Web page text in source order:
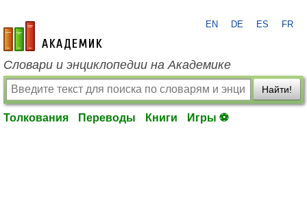
academic.ru
EN DE ES FR
Словари и энциклопедии на Академике
Найти!
Толкования Переводы Книги Игры ⚽